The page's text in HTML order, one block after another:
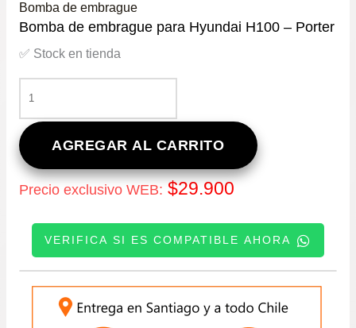
Bomba de embrague
Bomba de embrague para Hyundai H100 – Porter
✅ Stock en tienda
DE
EMBRAGUE
PARA
HYUNDAI
H100
–
CANTIDAD
AGREGAR AL CARRITO
Precio exclusivo WEB: $29.900
VERIFICA SI ES COMPATIBLE AHORA